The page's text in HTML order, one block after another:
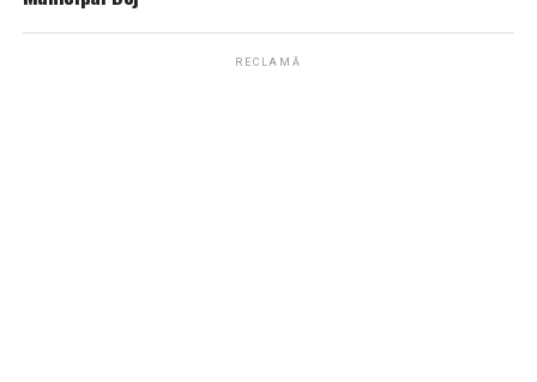
RECLAMĂ